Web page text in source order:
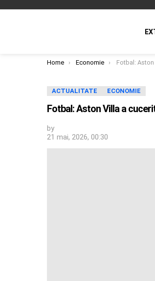
You are here:
Home Economie Fotbal: Aston Villa a
ACTUALITATE ECONOMIE
Fotbal: Aston Villa a
by
21 mai, 2026, 00:30